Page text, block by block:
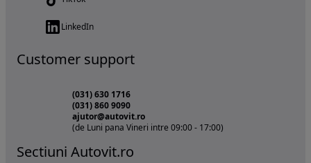
LinkedIn
Customer support
(031) 630 1716
(031) 860 9090
ajutor@autovit.ro
(de Luni pana Vineri intre 09:00 - 17:00)
Sectiuni Autovit.ro